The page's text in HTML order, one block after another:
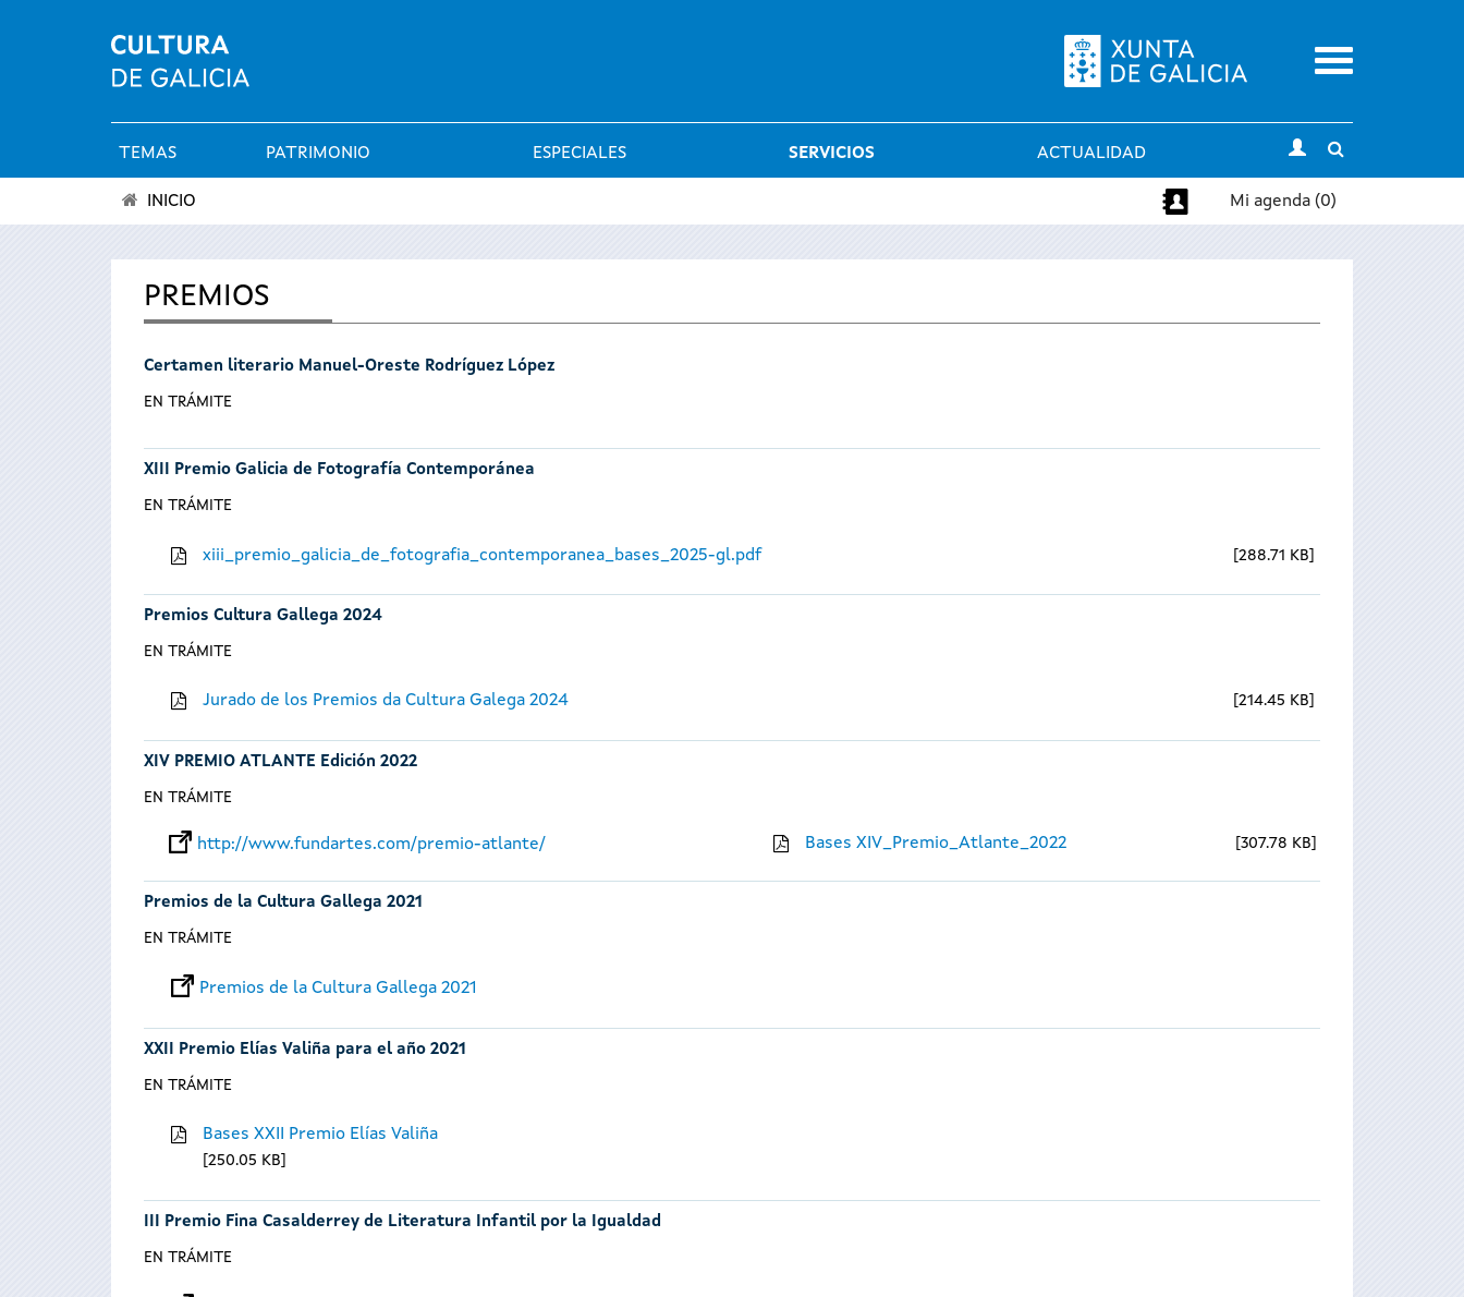
Menu
Menú
principal
TEMAS PATRIMONIO ESPECIALES SERVICIOS ACTUALIDAD
search
encuentra
aquí
INICIO Mi agenda (0)
PREMIOS
Certamen literario Manuel-Oreste Rodríguez López
EN TRÁMITE
XIII Premio Galicia de Fotografía Contemporánea
EN TRÁMITE
xiii_premio_galicia_de_fotografia_contemporanea_bases_2025-gl.pdf 288.71 KB
Premios Cultura Gallega 2024
EN TRÁMITE
Jurado de los Premios da Cultura Galega 2024 214.45 KB
XIV PREMIO ATLANTE Edición 2022
EN TRÁMITE
http://www.fundartes.com/premio-atlante/ Bases XIV_Premio_Atlante_2022 307.78 KB
Premios de la Cultura Gallega 2021
EN TRÁMITE
Premios de la Cultura Gallega 2021
XXII Premio Elías Valiña para el año 2021
EN TRÁMITE
Bases XXII Premio Elías Valiña
250.05 KB
III Premio Fina Casalderrey de Literatura Infantil por la Igualdad
EN TRÁMITE